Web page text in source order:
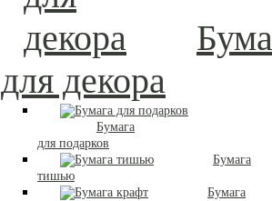
для декора
Бумага
для подарков
Бумага
тишью
Бумага